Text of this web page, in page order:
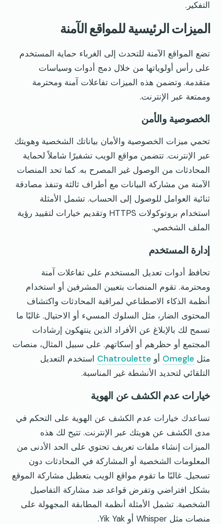
التفكير.
الميزات الرئيسية للمواقع الآمنة
تضع المواقع الآمنة للتحدث إلى الغرباء حماية المستخدم
على رأس أولوياتها من خلال دمج أدوات وسياسات
متقدمة. وتضمن هذه الميزات تفاعلات آمنة ومحترمة
وممتعة عبر الإنترنت.
الخصوصية والأمن
تحمي ميزات الخصوصية والأمان بياناتك الشخصية وهويتك
عبر الإنترنت. تتضمن مواقع الويب تشفيرًا شاملاً لحماية
المحادثات من الوصول غير المصرح به. كما تحد المنصات
الآمنة من مشاركة البيانات مع أطراف ثالثة وتنفذ مصادقة
ثنائية العوامل للوصول إلى الحساب. تشمل الأمثلة
استخدام بروتوكولات HTTPS وتقديم خيارات لتقييد رؤية
الملف الشخصي.
إدارة المستخدم
تحافظ أدوات تعديل المستخدم على تفاعلات آمنة
ومحترمة. تقوم المنصات بتعيين المشرفين أو استخدام
أنظمة الذكاء الاصطناعي لمراقبة المحادثات واكتشاف
المحتوى الضار، مثل السلوك المسيء أو الاحتيال. غالبًا ما
تسمح لك بالإبلاغ عن الأفراد الذين ينتهكون إرشادات
المجتمع أو حظرهم أو إسكاتهم. على سبيل المثال، منصات
مثل Omegle أو Chatroulette استخدم التعديل
التلقائي لتحديد الأنشطة غير المناسبة.
خيارات عدم الكشف عن الهوية
تساعدك خيارات عدم الكشف عن الهوية على التحكم في
مدى الكشف عن هويتك عبر الإنترنت. تتيح لك هذه
الميزات إنشاء ملفات تعريف تحتوي على الحد الأدنى من
المعلومات الشخصية أو المشاركة في المحادثات دون
تسجيل. غالبًا ما تقوم مواقع الويب بتعطيل مشاركة الموقع
بشكل افتراضي وتفرض قواعد ضد مشاركة التفاصيل
الشخصية. تشمل الأمثلة أنظمة المطابقة المجهولة على
منصات مثل Whisper أو Yik Yak.